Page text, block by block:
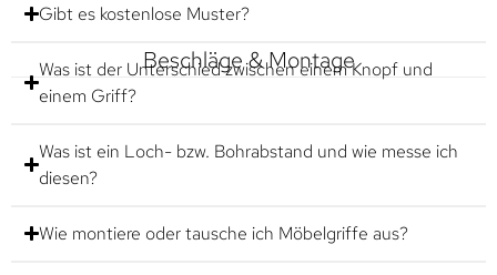
Gibt es kostenlose Muster?
Beschläge & Montage
Was ist der Unterschied zwischen einem Knopf und
einem Griff?
Was ist ein Loch- bzw. Bohrabstand und wie messe ich
diesen?
Wie montiere oder tausche ich Möbelgriffe aus?